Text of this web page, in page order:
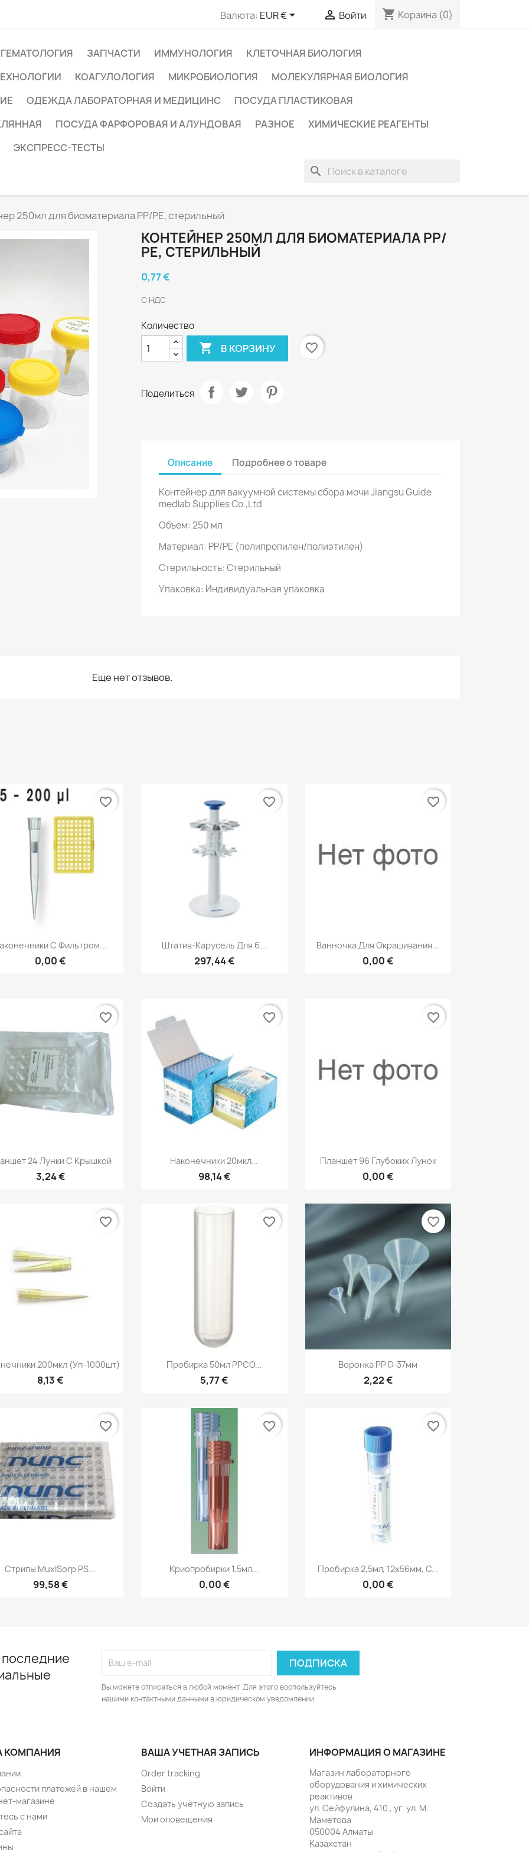
Валюта: EUR €  Войти shopping_cart Корзина (0)
ГЕМАТОЛОГИЯ ЗАПЧАСТИ ИММУНОЛОГИЯ
КЛЕТОЧНАЯ БИОЛОГИЯ
КОАГУЛОЛОГИЯ МИКРОБИОЛОГИЯ
МОЛЕКУЛЯРНАЯ БИОЛОГИЯ
ОДЕЖДА ЛАБОРАТОРНАЯ И МЕДИЦИНС
ПОСУДА ПЛАСТИКОВАЯ
ПОСУДА ФАРФОРОВАЯ И АЛУНДОВАЯ РАЗНОЕ
ХИМИЧЕСКИЕ РЕАГЕНТЫ
ЭКСПРЕСС-ТЕСТЫ
search
250мл для биоматериала РР/РЕ, стерильный
КОНТЕЙНЕР 250МЛ ДЛЯ БИОМАТЕРИАЛА РР/
РЕ, СТЕРИЛЬНЫЙ
0,77 €
С НДС
Количество
 В КОРЗИНУ favorite_border
Поделиться
Описание Подробнее о товаре
Контейнер для вакуумной системы сбора мочи Jiangsu Guide
medlab Supplies Co.,Ltd
Объем: 250 мл
Материал: PP/PE (полипропилен/полиэтилен)
Стерильность: Стерильный
Упаковка: Индивидуальная упаковка
Еще нет отзывов.
Быстрый просмотр
С Фильтром...
0,00 €
favorite_border
Быстрый просмотр
Штатив-Карусель Для 6...
297,44 €
favorite_border
Быстрый просмотр
Ванночка Для Окрашивания...
0,00 €
favorite_border
Быстрый просмотр
24 Лунки С Крышкой
3,24 €
favorite_border
Быстрый просмотр
Наконечники 20мкл...
98,14 €
favorite_border
Быстрый просмотр
Планшет 96 Глубоких Лунок
0,00 €
favorite_border
Быстрый просмотр
200мкл (уп-1000шт)
8,13 €
favorite_border
Быстрый просмотр
Пробирка 50мл PPCO...
5,77 €
favorite_border
Быстрый просмотр
Воронка РР D-37мм
2,22 €
favorite_border
Быстрый просмотр
Стрипы MuxiSorp PS...
99,58 €
favorite_border
Быстрый просмотр
Криопробирки 1,5мл...
0,00 €
favorite_border
Быстрый просмотр
Пробирка 2,5мл, 12х56мм, С...
0,00 €
favorite_border
Вы можете отписаться в любой момент. Для этого воспользуйтесь
нашими контактными данными в юридическом уведомлении.
КОМПАНИЯ
платежей в нашем
магазине
с нами
ВАША УЧЕТНАЯ ЗАПИСЬ
Order tracking
Войти
Создать учётную запись
Мои оповещения
ИНФОРМАЦИЯ О МАГАЗИНЕ
Магазин лабораторного
оборудования и химических
реактивов
ул. Сейфулина, 410 , уг. ул. М.
Маметова
050004 Алматы
Казахстан